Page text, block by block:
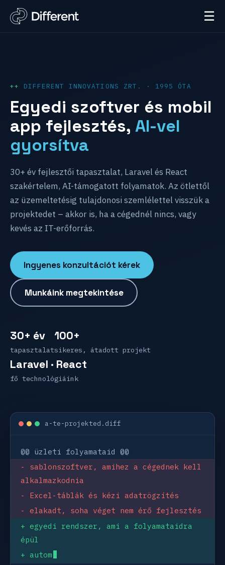
☰
DIFFERENT INNOVATIONS ZRT. · 1995 ÓTA
Egyedi szoftver és mobil
app fejlesztés, AI-vel
gyorsítva
30+ év fejlesztői tapasztalat, Laravel és React
szakértelem, AI-támogatott folyamatok. Az ötlettől
az üzemeltetésig tulajdonosi szemlélettel visszük a
projektedet – akkor is, ha a cégednél nincs, vagy
kevés az IT-erőforrás.
Ingyenes konzultációt kérek
Munkáink megtekintése
30+ év
tapasztalat
100+
sikeres, átadott projekt
Laravel · React
fő technológiáink
a-te-projekted.diff
@@ üzleti folyamataid @@
- sablonszoftver, amihez a cégednek kell
alkalmazkodnia
- Excel-táblák és kézi adatrögzítés
- elakadt, soha véget nem érő fejlesztés
+ egyedi rendszer, ami a folyamataidra
épül
+ automatizált, integrált